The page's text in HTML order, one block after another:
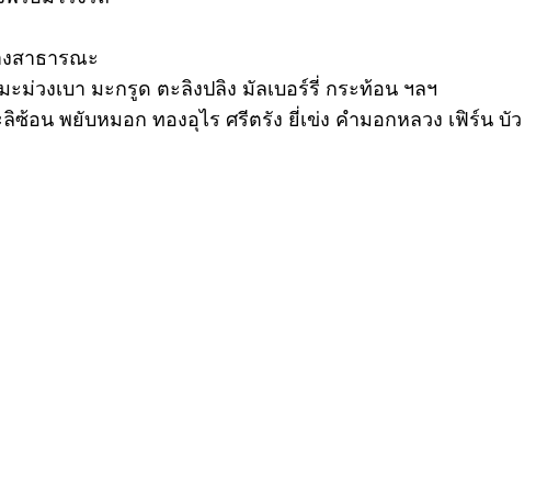
สาธารณะ
วงเบา มะกรูด ตะลิงปลิง มัลเบอร์รี่ กระท้อน ฯลฯ
อน พยับหมอก ทองอุไร ศรีตรัง ยี่เข่ง คำมอกหลวง เฟิร์น บัว